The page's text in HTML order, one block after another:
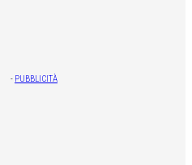
- PUBBLICITÀ